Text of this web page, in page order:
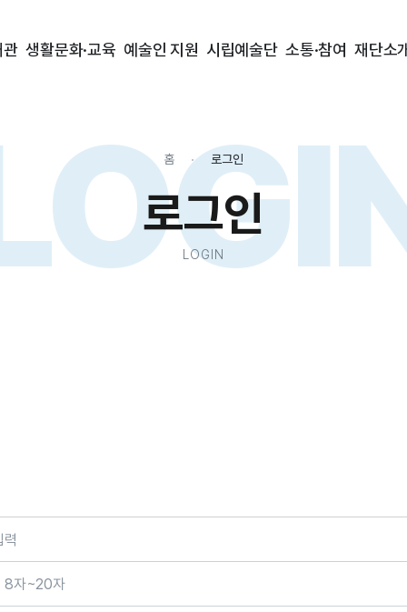
관 생활문화·교육 예술인 지원 시립예술단 소통·참여 재단소
홈 로그인
로그인
LOGIN